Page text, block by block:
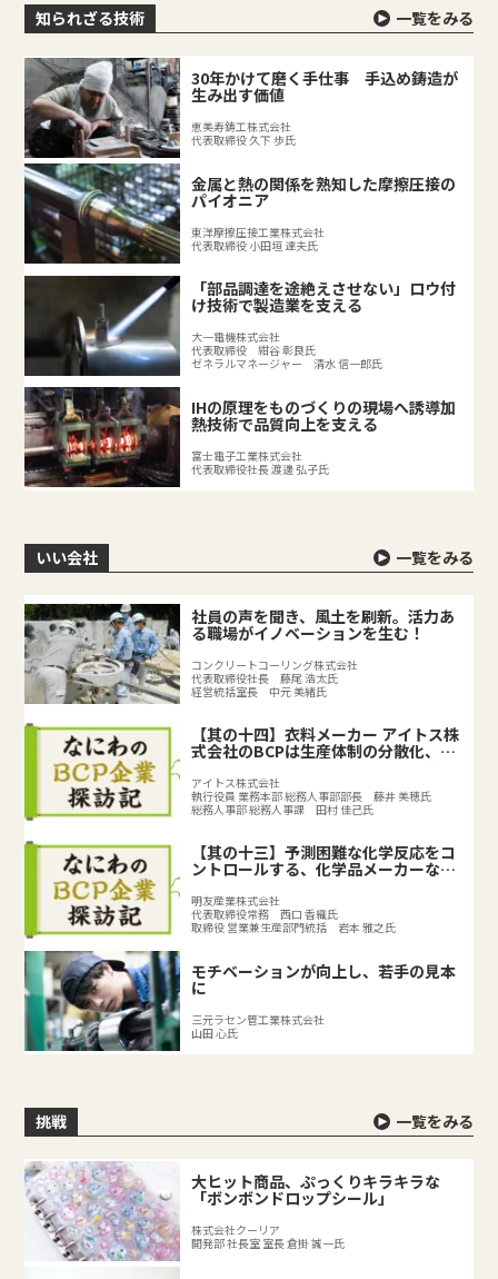
知られざる技術 一覧をみる
30年かけて磨く手仕事 手込め鋳造が
生み出す価値
恵美寿鋳工株式会社
代表取締役 久下 歩氏
金属と熱の関係を熟知した摩擦圧接の
パイオニア
東洋摩擦圧接工業株式会社
代表取締役 小田垣 達夫氏
「部品調達を途絶えさせない」ロウ付
け技術で製造業を支える
大一電機株式会社
代表取締役 紺谷 彰良氏
ゼネラルマネージャー 清水 信一郎氏
IHの原理をものづくりの現場へ誘導加
熱技術で品質向上を支える
富士電子工業株式会社
代表取締役社長 渡邊 弘子氏
いい会社 一覧をみる
社員の声を聞き、風土を刷新。活力あ
る職場がイノベーションを生む！
コンクリートコーリング株式会社
代表取締役社長 藤尾 浩太氏
経営統括室長 中元 美緒氏
【其の十四】衣料メーカー アイトス株
式会社のBCPは生産体制の分散化、
強化
アイトス株式会社
執行役員 業務本部 総務人事部部長 藤井 美穂氏
総務人事部 総務人事課 田村 佳己氏
【其の十三】予測困難な化学反応をコ
ントロールする、化学品メーカーなら
明友産業株式会社
代表取締役常務 西口 香織氏
取締役 営業兼生産部門統括 岩本 雅之氏
モチベーションが向上し、若手の見本
に
三元ラセン管工業株式会社
山田 心氏
挑戦 一覧をみる
大ヒット商品、ぷっくりキラキラな
「ボンボンドロップシール」
株式会社クーリア
開発部 社長室 室長 倉掛 誠一氏